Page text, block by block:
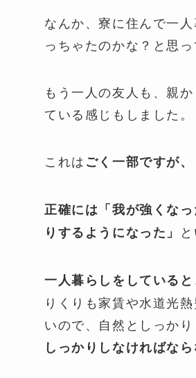
なんか、寮に住んで一
っちゃたのかな？と思っ
もう一人の友人も、親
ている感じもしました。
これはごく一部ですが
正確には「我が強くな
りするようになった」
一人暮らしをしていると
りくりも家賃や水道光
いので、自然としっかり
しっかりしなければな